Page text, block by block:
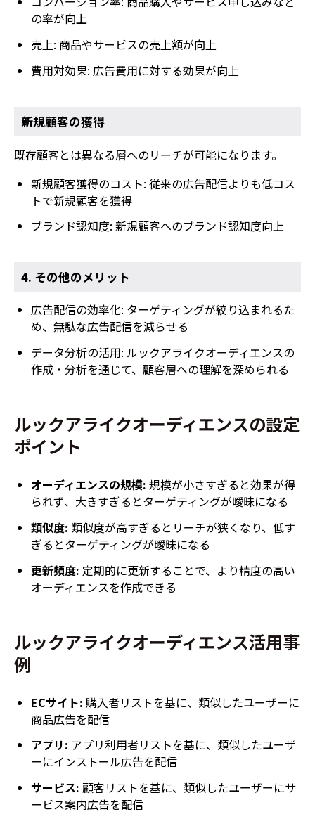
の率が向上
売上: 商品やサービスの売上額が向上
費用対効果: 広告費用に対する効果が向上
新規顧客の獲得
既存顧客とは異なる層へのリーチが可能になります。
新規顧客獲得のコスト: 従来の広告配信よりも低コス
トで新規顧客を獲得
ブランド認知度: 新規顧客へのブランド認知度向上
4. その他のメリット
広告配信の効率化: ターゲティングが絞り込まれるた
め、無駄な広告配信を減らせる
データ分析の活用: ルックアライクオーディエンスの
作成・分析を通じて、顧客層への理解を深められる
ルックアライクオーディエンスの設定
ポイント
オーディエンスの規模: 規模が小さすぎると効果が得
られず、大きすぎるとターゲティングが曖昧になる
類似度: 類似度が高すぎるとリーチが狭くなり、低す
ぎるとターゲティングが曖昧になる
更新頻度: 定期的に更新することで、より精度の高い
オーディエンスを作成できる
ルックアライクオーディエンス活用事
例
ECサイト: 購入者リストを基に、類似したユーザーに
商品広告を配信
アプリ: アプリ利用者リストを基に、類似したユーザ
ーにインストール広告を配信
サービス: 顧客リストを基に、類似したユーザーにサ
ービス案内広告を配信